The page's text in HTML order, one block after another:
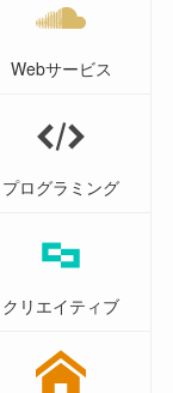
Webサービス
プログラミング
クリエイティブ